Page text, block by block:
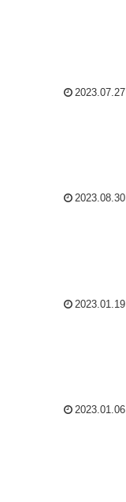
2023.07.27
2023.08.30
2023.01.19
2023.01.06